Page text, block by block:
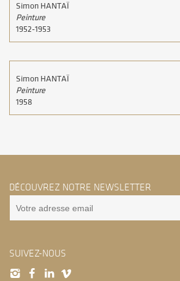
Simon HANTAÏ
Peinture
1952-1953
Simon HANTAÏ
Peinture
1958
DÉCOUVREZ NOTRE NEWSLETTER
SUIVEZ-NOUS